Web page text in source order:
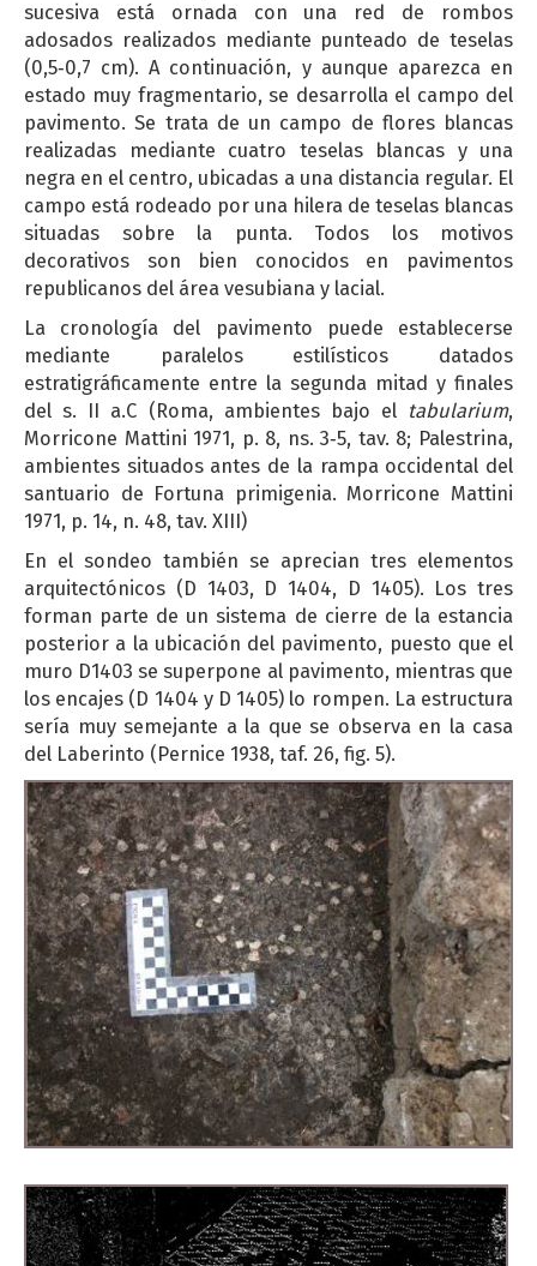
sucesiva está ornada con una red de rombos
adosados realizados mediante punteado de teselas
(0,5‐0,7 cm). A continuación, y aunque aparezca en
estado muy fragmentario, se desarrolla el campo del
pavimento. Se trata de un campo de flores blancas
realizadas mediante cuatro teselas blancas y una
negra en el centro, ubicadas a una distancia regular. El
campo está rodeado por una hilera de teselas blancas
situadas sobre la punta. Todos los motivos
decorativos son bien conocidos en pavimentos
republicanos del área vesubiana y lacial.
La cronología del pavimento puede establecerse
mediante paralelos estilísticos datados
estratigráficamente entre la segunda mitad y finales
del s. II a.C (Roma, ambientes bajo el tabularium,
Morricone Mattini 1971, p. 8, ns. 3‐5, tav. 8; Palestrina,
ambientes situados antes de la rampa occidental del
santuario de Fortuna primigenia. Morricone Mattini
1971, p. 14, n. 48, tav. XIII)
En el sondeo también se aprecian tres elementos
arquitectónicos (D 1403, D 1404, D 1405). Los tres
forman parte de un sistema de cierre de la estancia
posterior a la ubicación del pavimento, puesto que el
muro D1403 se superpone al pavimento, mientras que
los encajes (D 1404 y D 1405) lo rompen. La estructura
sería muy semejante a la que se observa en la casa
del Laberinto (Pernice 1938, taf. 26, fig. 5).